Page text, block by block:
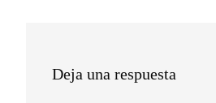
Deja una respuesta